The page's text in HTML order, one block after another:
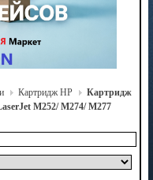
Картридж HP
Картридж
M252/ M274/ M277